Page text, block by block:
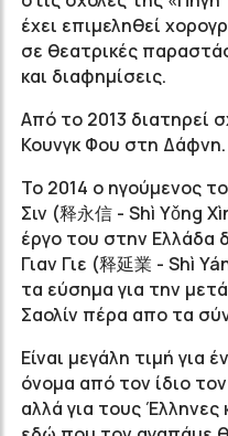
έχει επιμεληθεί
σε θεατρικές
και διαφημίσεις.
Από το 2013 διατηρεί
Κουνγκ Φου στη Δάφνη.
To 2014 ο ηγούμενος
Σιν (释永信 - Shì Yǒng
έργο του στην Ελλάδα
Γιαν Γιε (释延業 - Shì
τα εύσημα για την
Σαολίν πέρα απο τα
Είναι μεγάλη τιμή για
όνομα από τον ίδιο
αλλά για τους